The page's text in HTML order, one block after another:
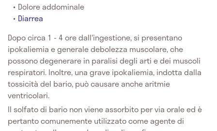
Dolore addominale
Diarrea
Dopo circa 1 - 4 ore dall'ingestione, si presentano
ipokaliemia e generale debolezza muscolare, che
possono degenerare in paralisi degli arti e dei muscoli
respiratori. Inoltre, una grave ipokaliemia, indotta dalla
tossicità del bario, può causare anche aritmie
ventricolari.
Il solfato di bario non viene assorbito per via orale ed è
pertanto comunemente utilizzato come agente di